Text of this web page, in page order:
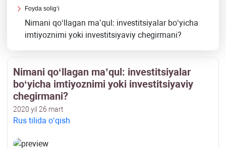
Foyda soligʻi
Nimani qoʻllagan ma’qul: investitsiyalar boʻyicha
imtiyoznimi yoki investitsiyaviy chegirmani?
Nimani qoʻllagan ma’qul: investitsiyalar
boʻyicha imtiyoznimi yoki investitsiyaviy
chegirmani?
2020 yil 26 mart
Rus tilida oʻqish